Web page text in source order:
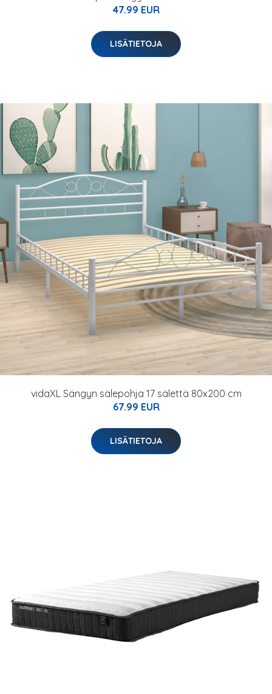
47.99 EUR
LISÄTIETOJA
vidaXL Sängyn sälepohja 17 sälettä 80x200 cm
67.99 EUR
LISÄTIETOJA